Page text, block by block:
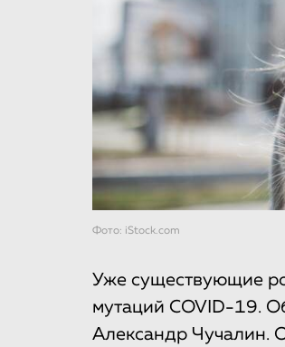
Фото: iStock.com
Уже существующие
мутаций COVID-19.
Александр Чучалин.